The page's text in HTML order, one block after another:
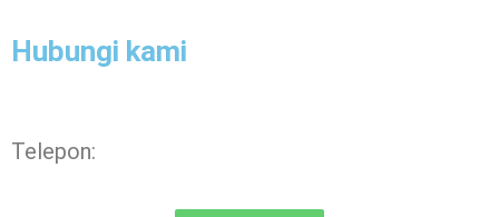
Hubungi kami
Telepon: